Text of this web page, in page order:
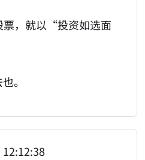
票，就以“投资如选面
。